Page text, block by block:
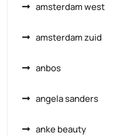
amsterdam west
amsterdam zuid
anbos
angela sanders
anke beauty